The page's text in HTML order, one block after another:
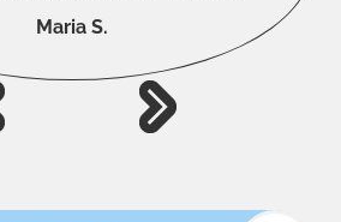
Maria S.